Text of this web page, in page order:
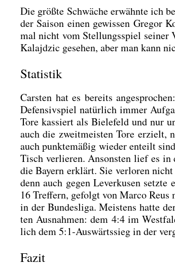
Die größ­te Schwä­che erwähn­te ich
der Sai­son einen gewis­sen Gre­gor
mal nicht vom Stel­lungs­spiel sei­ner
Kalajd­zic gese­hen, aber man kann
Statistik
Cars­ten hat es bereits
Defen­siv­spiel natür­lich immer
Tore kas­siert als Bie­le­feld und nur
auch die zweit­meis­ten Tore erzielt,
auch punk­te­mä­ßig wie­der ent­eilt
Tisch ver­lie­ren. Ansons­ten lief es in
die Bay­ern erklärt. Sie ver­lo­ren
denn auch gegen Lever­ku­sen
16 Tref­fern, gefolgt von Mar­co Reus
in der Bun­des­li­ga. Meis­tens hat­te
ten Aus­nah­men: dem 4:4 im
lich dem 5:1‑Auswärtssieg in der
Fazit